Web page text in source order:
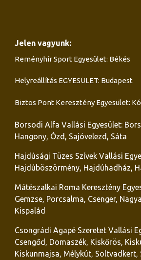
Jelen vagyunk:
Reményhír Sport Egyesület: Békés
Helyreállítás EGYESÜLET: Budapest
Biztos Pont Keresztény Egyesület:
Borsodi Alfa Vallási Egyesület:
Hangony, Ózd, Sajóvelezd, Sáta
Hajdúsági Tüzes Szívek Vallási
Hajdúböszörmény, Hajdúhadház,
Mátészalkai Roma Keresztény
Gemzse, Porcsalma, Csenger,
Kispalád
Csongrádi Agapé Szeretet Vallási
Csengőd, Domaszék, Kiskőrös,
Kiskunmajsa, Mélykút, Soltvadkert,